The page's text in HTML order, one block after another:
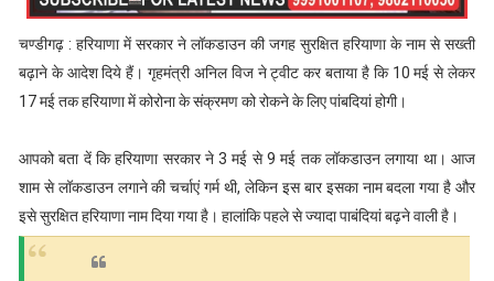
चण्डीगढ़ : हरियाणा में सरकार ने लॉकडाउन की जगह सुरक्षित हरियाणा के नाम से सख्ती
बढ़ाने के आदेश दिये हैं। गृहमंत्री अनिल विज ने ट्वीट कर बताया है कि 10 मई से लेकर
17 मई तक हरियाणा में कोरोना के संक्रमण को रोकने के लिए पांबदियां होगी।
आपको बता दें कि हरियाणा सरकार ने 3 मई से 9 मई तक लॉकडाउन लगाया था। आज
शाम से लॉकडाउन लगाने की चर्चाएं गर्म थी, लेकिन इस बार इसका नाम बदला गया है और
इसे सुरक्षित हरियाणा नाम दिया गया है। हालांकि पहले से ज्यादा पाबंदियां बढ़ने वाली है।